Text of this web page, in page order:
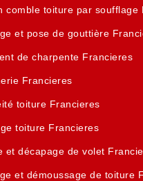
comble toiture par soufflage
et pose de gouttière
de charpente Francieres
Francieres
toiture Francieres
toiture Francieres
et décapage de volet
et démoussage de toiture